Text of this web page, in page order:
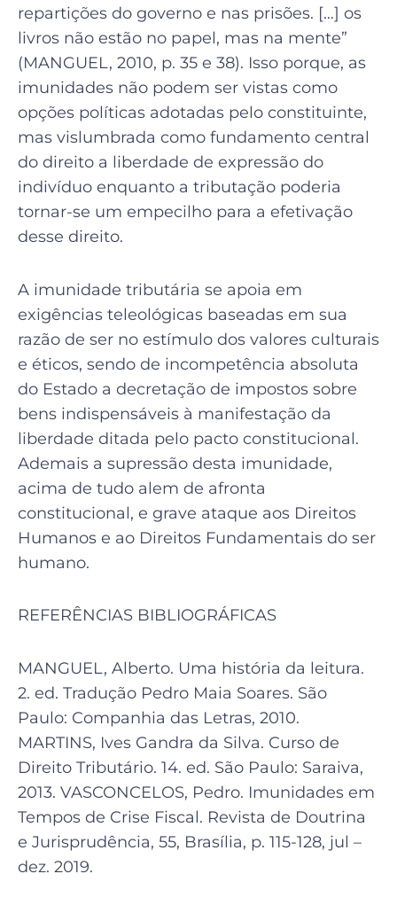
repartições do governo e nas prisões. […] os
livros não estão no papel, mas na mente”
(MANGUEL, 2010, p. 35 e 38). Isso porque, as
imunidades não podem ser vistas como
opções políticas adotadas pelo constituinte,
mas vislumbrada como fundamento central
do direito a liberdade de expressão do
indivíduo enquanto a tributação poderia
tornar-se um empecilho para a efetivação
desse direito.
A imunidade tributária se apoia em
exigências teleológicas baseadas em sua
razão de ser no estímulo dos valores culturais
e éticos, sendo de incompetência absoluta
do Estado a decretação de impostos sobre
bens indispensáveis à manifestação da
liberdade ditada pelo pacto constitucional.
Ademais a supressão desta imunidade,
acima de tudo alem de afronta
constitucional, e grave ataque aos Direitos
Humanos e ao Direitos Fundamentais do ser
humano.
REFERÊNCIAS BIBLIOGRÁFICAS
MANGUEL, Alberto. Uma história da leitura.
2. ed. Tradução Pedro Maia Soares. São
Paulo: Companhia das Letras, 2010.
MARTINS, Ives Gandra da Silva. Curso de
Direito Tributário. 14. ed. São Paulo: Saraiva,
2013. VASCONCELOS, Pedro. Imunidades em
Tempos de Crise Fiscal. Revista de Doutrina
e Jurisprudência, 55, Brasília, p. 115-128, jul –
dez. 2019.